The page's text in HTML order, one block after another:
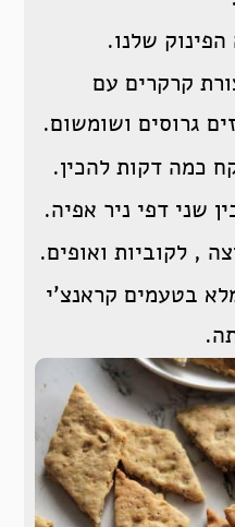
שלנו.
קרקרים עם
גרוסים ושומשום.
כמה דקות להכין.
שני דפי ניר אפיה.
, לקוביות ואופים.
בטעמים קראנצ’י